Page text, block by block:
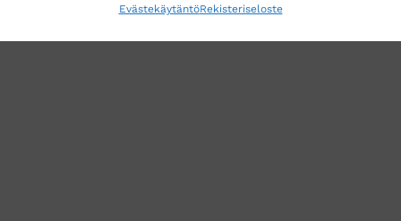
EvästekäytäntöRekisteriseloste